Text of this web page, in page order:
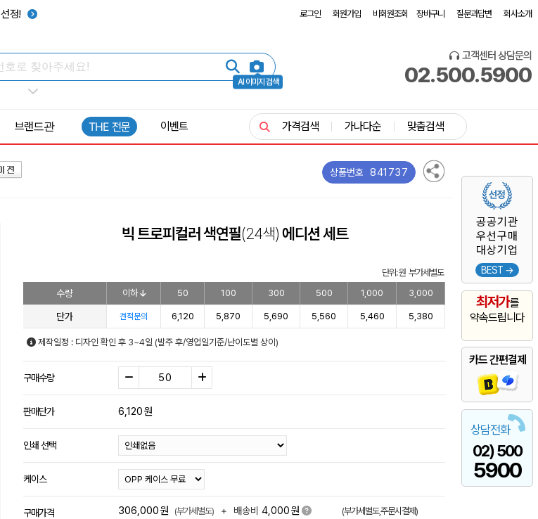
선정! 로그인 회원가입 비회원조회 장바구니 질문과답변 회사소개
AI 이미지 검색
고객센터 상담문의
02.500.5900
공공기관
우선구매
대상기업
BEST →
최저가를
약속드립니다
카드 간편결제
상담전화
02) 500
5900
브랜드관 THE 전문 이벤트 가격검색 가나다순 맞춤검색
상품번호 841737
빅 트로피컬러 색연필(24색)에디션 세트
단위: 원 부가세별도
수량 이하 50 100 300 500 1,000 3,000
단가 견적문의 6,120 5,870 5,690 5,560 5,460 5,380
제작일정 : 디자인 확인 후 3~4일 (발주 후/영업일기준/난이도별 상이)
구매수량
판매단가 6,120원
인쇄 선택
케이스
구매가격 306,000원 (부가세별도) + 배송비 4,000원 (부가세별도,주문시결제)